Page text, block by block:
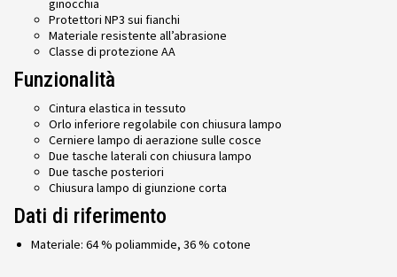
ginocchia
Protettori NP3 sui fianchi
Materiale resistente all’abrasione
Classe di protezione AA
Funzionalità
Cintura elastica in tessuto
Orlo inferiore regolabile con chiusura lampo
Cerniere lampo di aerazione sulle cosce
Due tasche laterali con chiusura lampo
Due tasche posteriori
Chiusura lampo di giunzione corta
Dati di riferimento
Materiale: 64 % poliammide, 36 % cotone